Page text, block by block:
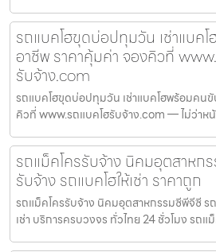
รถแบคโฮขุดบ่อปทุมวัน เช่าแบค
อาชีพ ราคาคุ้มค่า จองคิวที่
รับจ้าง.com
รถแบคโฮขุดบ่อปทุมวัน เช่าแบคโฮพร้อมคน
คิวที่ www.รถแบคโฮรับจ้าง.com — ไม่ว่าห
รถแม็คโครรับจ้าง นิคมอุตสาหก
รับจ้าง รถแบคโฮให้เช่า ราคาถูก
รถแม็คโครรับจ้าง นิคมอุตสาหกรรมซีพีจีซี ร
เช่า บริการครบวงจร ทั่วไทย 24 ชั่วโมง รถแ